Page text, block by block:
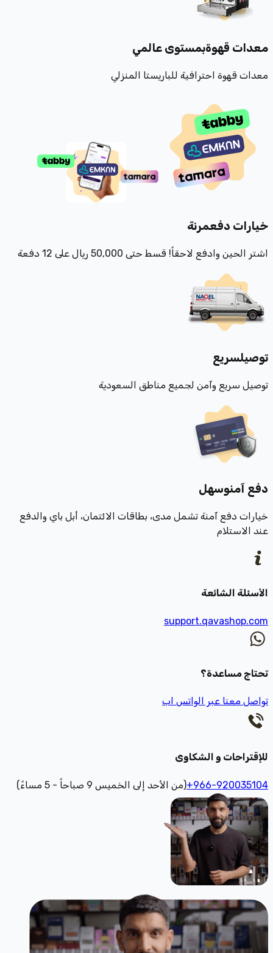
معدات قهوةبمستوى عالمي
معدات قهوة احترافية للباريستا المنزلي
خيارات دفعمرنة
اشتر الحين وادفع لاحقاً! قسط حتى 50,000 ريال على 12 دفعة
توصيلسريع
توصيل سريع وآمن لجميع مناطق السعودية
دفع آمنوسهل
خيارات دفع آمنة تشمل مدى، بطاقات الائتمان، أبل باي والدفع
عند الاستلام
الأسئلة الشائعة
support.qavashop.com
تحتاج مساعدة؟
تواصل معنا عبر الواتس اب
للإقتراحات و الشكاوى
+966-920035104(من الأحد إلى الخميس 9 صباحاً - 5 مساءً)